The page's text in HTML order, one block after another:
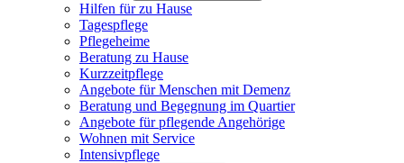
Hilfen für zu Hause
Tagespflege
Pflegeheime
Beratung zu Hause
Kurzzeitpflege
Angebote für Menschen mit Demenz
Beratung und Begegnung im Quartier
Angebote für pflegende Angehörige
Wohnen mit Service
Intensivpflege